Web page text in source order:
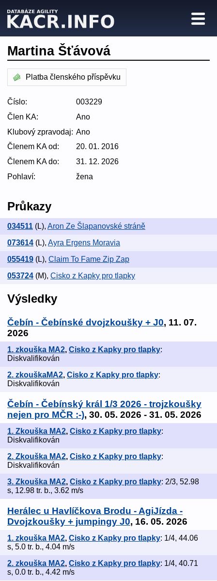
Martina Šťávová
Platba členského příspěvku
Číslo:
003229
Člen KA:
Ano
Klubový zpravodaj: Ano
Členem KA od:
20. 01. 2016
Členem KA do:
31. 12. 2026
Pohlaví:
žena
Průkazy
034511 (L), Aron Ze Šlapanovské stráně
073614 (L), Ayra Ergens Moravia
055419 (L), Claim To Fame Zip Zap
053724 (M), Cisko z Kapky pro tlapky
Výsledky
Čebín - Čebínské dvojzkoušky + J0, 11. 07.
2026
1. zkouška MA2, Cisko z Kapky pro tlapky:
Diskvalifikován
2. zkouškaMA2, Cisko z Kapky pro tlapky:
Diskvalifikován
Čebín - Čebínský král 1/3 2026 - trojzkoušky
nejen pro MČR :-), 30. 05. 2026 - 31. 05. 2026
1. Zkouška MA2, Cisko z Kapky pro tlapky:
Diskvalifikován
2. Zkouška MA2, Cisko z Kapky pro tlapky:
Diskvalifikován
3. Zkouška MA2, Cisko z Kapky pro tlapky: 2/3, 52.98
s, 12.98 tr. b., 3.62 m/s
Herálec u Havlíčkova Brodu - AgiJízda -
Dvojzkoušky + jumpingy J0, 16. 05. 2026
1. zkouška MA2, Cisko z Kapky pro tlapky: 1/4, 44.06
s, 5.0 tr. b., 4.04 m/s
2. zkouška MA2, Cisko z Kapky pro tlapky: 1/4, 40.71
s, 0.0 tr. b., 4.42 m/s